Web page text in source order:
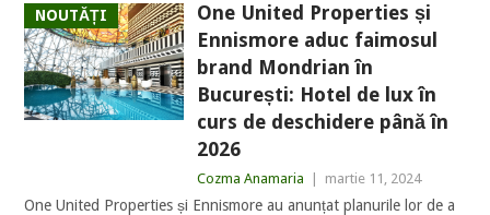
NOUTĂȚI
One United Properties și
Ennismore aduc faimosul
brand Mondrian în
București: Hotel de lux în
curs de deschidere până în
2026
Cozma Anamaria martie 11, 2024
One United Properties și Ennismore au anunțat planurile lor de a